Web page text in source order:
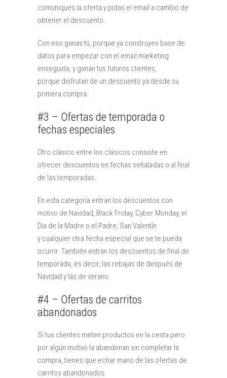
comuniques la oferta y pidas el email a cambio de
obtener el descuento.
Con eso ganas tú, porque ya construyes base de
datos para empezar con el email marketing
enseguida, y ganan tus futuros clientes,
porque disfrutan de un descuento ya desde su
primera compra.
#3 – Ofertas de temporada o
fechas especiales
Otro clásico entre los clásicos consiste en
ofrecer descuentos en fechas señaladas o al final
de las temporadas.
En esta categoría entran los descuentos con
motivo de Navidad, Black Friday, Cyber Monday, el
Día de la Madre o el Padre, San Valentín
y cualquier otra fecha especial que se te pueda
ocurrir. También entran los descuentos de final de
temporada, es decir, las rebajas de después de
Navidad y las de verano.
#4 – Ofertas de carritos
abandonados
Si tus clientes meten productos en la cesta pero
por algún motivo la abandonan sin completar la
compra, tienes que echar mano de las ofertas de
carritos abandonados.